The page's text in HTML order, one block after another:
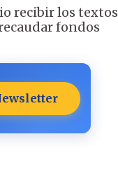
recibir los textos
fondos